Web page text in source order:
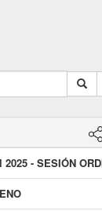
- SESIÓN